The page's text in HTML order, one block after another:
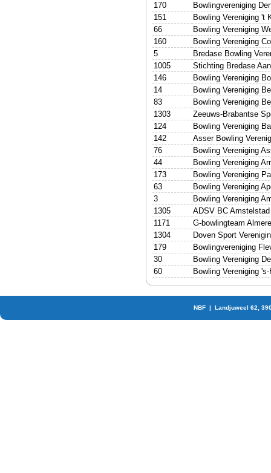
170
Bowlingvereniging
151
Bowling Vereniging 't
66
Bowling Vereniging
160
Bowling Vereniging
5
Bredase Bowling
1005
Stichting Bredase
146
Bowling Vereniging
14
Bowling Vereniging
83
Bowling Vereniging
1303
Zeeuws-Brabantse
124
Bowling Vereniging
142
Asser Bowling
76
Bowling Vereniging
44
Bowling Vereniging
173
Bowling Vereniging
63
Bowling Vereniging
3
Bowling Vereniging
1305
ADSV BC Amstelstad
1171
G-bowlingteam Almere
1304
Doven Sport
179
Bowlingvereniging
30
Bowling Vereniging
60
Bowling Vereniging
NBF | Landjuweel 62,